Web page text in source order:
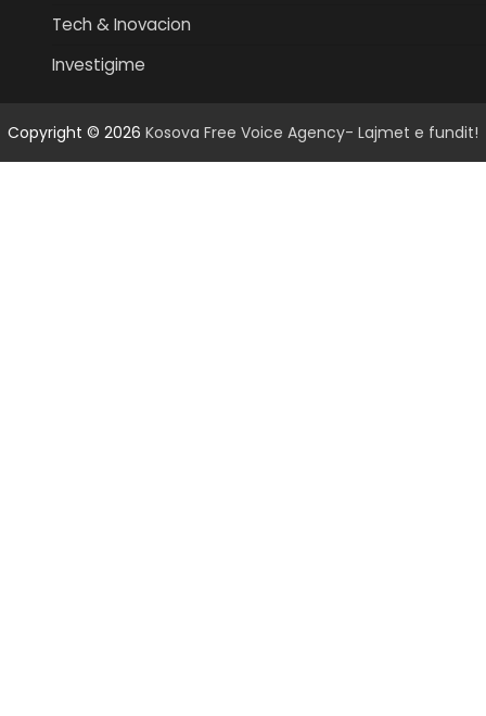
Tech & Inovacion
Investigime